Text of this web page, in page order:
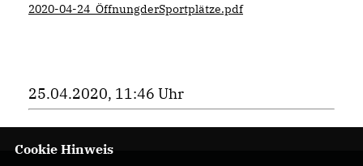
2020-04-24_ÖffnungderSportplätze.pdf
25.04.2020, 11:46 Uhr
Cookie Hinweis